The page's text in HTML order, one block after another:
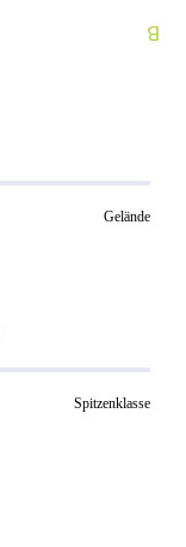
Gelände
Spitzenklasse